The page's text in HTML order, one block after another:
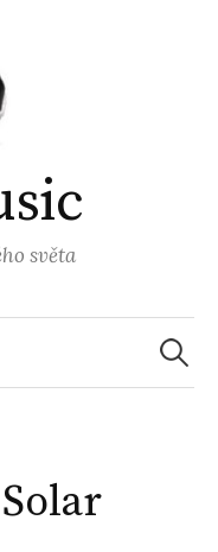
světa